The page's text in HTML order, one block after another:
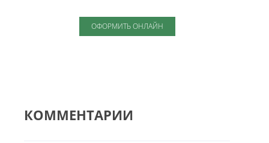
ОФОРМИТЬ ОНЛАЙН
КОММЕНТАРИИ